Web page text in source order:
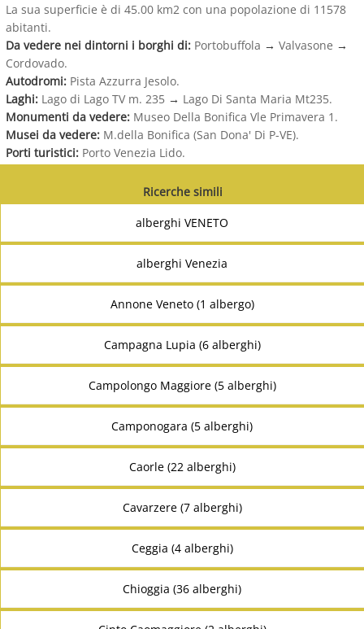
La sua superficie è di 45.00 km2 con una popolazione di 11578
abitanti.
Da vedere nei dintorni i borghi di: Portobuffola → Valvasone →
Cordovado.
Autodromi: Pista Azzurra Jesolo.
Laghi: Lago di Lago TV m. 235 → Lago Di Santa Maria Mt235.
Monumenti da vedere: Museo Della Bonifica Vle Primavera 1.
Musei da vedere: M.della Bonifica (San Dona' Di P-VE).
Porti turistici: Porto Venezia Lido.
Ricerche simili
alberghi VENETO
alberghi Venezia
Annone Veneto (1 albergo)
Campagna Lupia (6 alberghi)
Campolongo Maggiore (5 alberghi)
Camponogara (5 alberghi)
Caorle (22 alberghi)
Cavarzere (7 alberghi)
Ceggia (4 alberghi)
Chioggia (36 alberghi)